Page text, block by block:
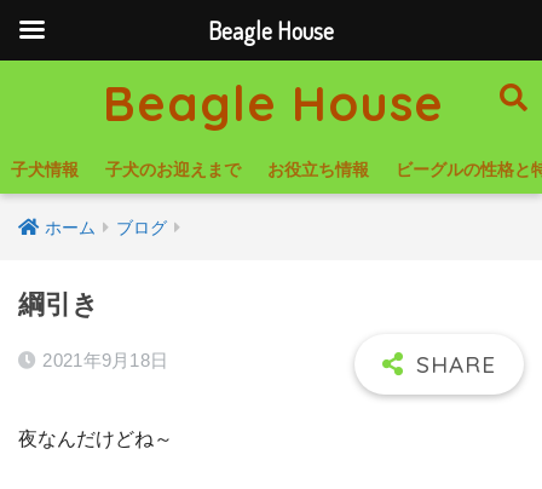
Beagle House
子犬情報 子犬のお迎えまで お役立ち情報 ビーグルの性格と
ホーム ブログ
綱引き
2021年9月18日
夜なんだけどね～
Beagle House